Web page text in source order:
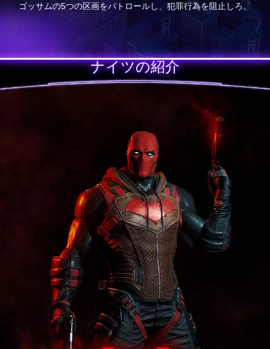
ゴッサムの5つの区画をパトロールし、犯罪行為を阻止しろ。
ナイツの紹介